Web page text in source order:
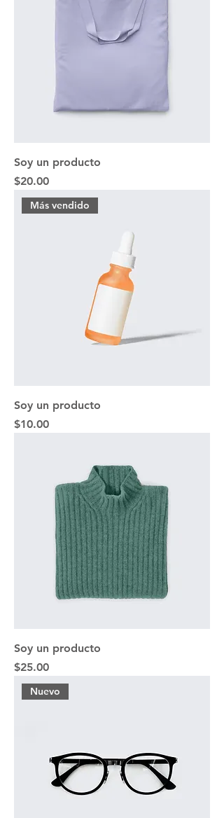
Soy un producto
Precio
$20.00
Más vendido
Soy un producto
Precio
$10.00
Soy un producto
Precio
$25.00
Nuevo